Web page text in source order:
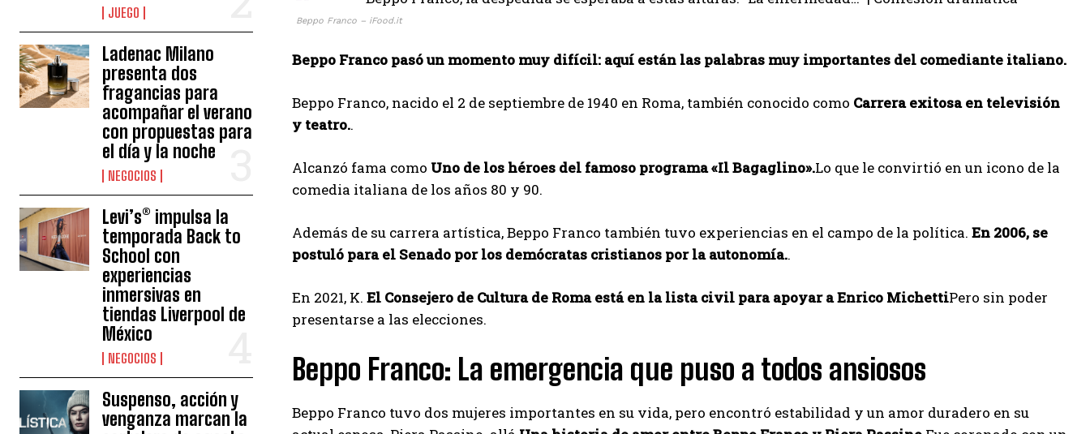
JUEGO
Ladenac Milano
presenta dos
fragancias para
acompañar el verano
con propuestas para
el día y la noche
NEGOCIOS
Levi’s® impulsa la
temporada Back to
School con
experiencias
inmersivas en
tiendas Liverpool de
México
NEGOCIOS
Suspenso, acción y
venganza marcan la
Beppo Franco – iFood.it
Beppo Franco pasó un momento muy difícil: aquí están las palabras muy importantes del comediante italiano.
Beppo Franco, nacido el 2 de septiembre de 1940 en Roma, también conocido como Carrera exitosa en televisión
y teatro..
Alcanzó fama como Uno de los héroes del famoso programa «Il Bagaglino».Lo que le convirtió en un icono de la
comedia italiana de los años 80 y 90.
Además de su carrera artística, Beppo Franco también tuvo experiencias en el campo de la política. En 2006, se
postuló para el Senado por los demócratas cristianos por la autonomía..
En 2021, K. El Consejero de Cultura de Roma está en la lista civil para apoyar a Enrico MichettiPero sin poder
presentarse a las elecciones.
Beppo Franco: La emergencia que puso a todos ansiosos
Beppo Franco tuvo dos mujeres importantes en su vida, pero encontró estabilidad y un amor duradero en su